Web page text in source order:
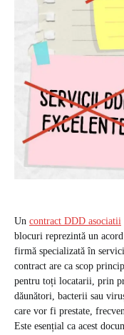
Un contract DDD asociatii
blocuri reprezintă un
firmă specializată în
contract are ca scop
pentru toți locatarii, prin
dăunători, bacterii sau
care vor fi prestate,
Este esențial ca acest